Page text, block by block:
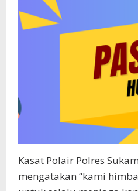
Kasat Polair Polres
mengatakan “kami